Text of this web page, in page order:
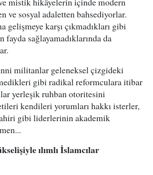
ve sosyal adaletten bahsediyorlar.
gelişmeye karşı çıkmadıkları gibi
fayda sağlayamadıklarında da
militanlar geleneksel çizgideki
gibi radikal reformculara itibar
yerleşik ruhban otoritesini
kendileri yorumları hakkı isterler,
gibi liderlerinin akademik
ılımlı İslamcılar